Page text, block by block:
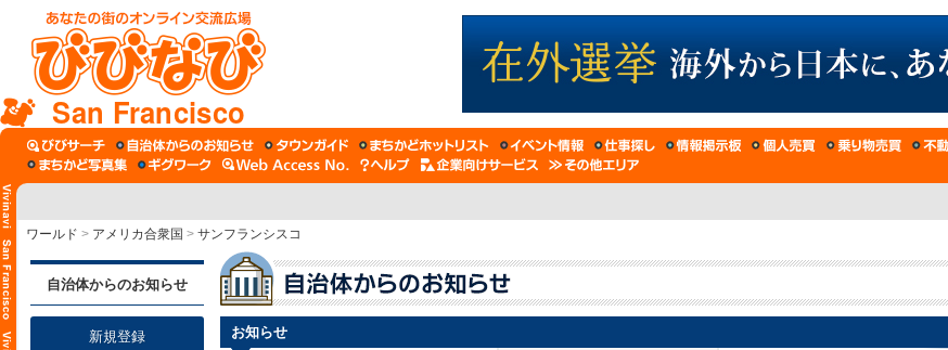
San Francisco
ワールド > アメリカ合衆国 > サンフランシスコ
自治体からのお知らせ
新規登録 お知らせ